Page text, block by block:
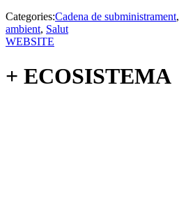
Categories:Cadena de subministrament,
ambient, Salut
WEBSITE
+ ECOSISTEMA